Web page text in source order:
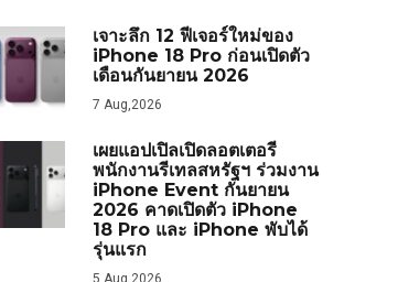
เจาะลึก 12 ฟีเจอร์ใหม่ของ
iPhone 18 Pro ก่อนเปิดตัว
เดือนกันยายน 2026
7 Aug,2026
เผยแอปเปิลเปิดลอตเตอรี
พนักงานรีเทลสหรัฐฯ ร่วมงาน
iPhone Event กันยายน
2026 คาดเปิดตัว iPhone
18 Pro และ iPhone พับได้
รุ่นแรก
5 Aug,2026